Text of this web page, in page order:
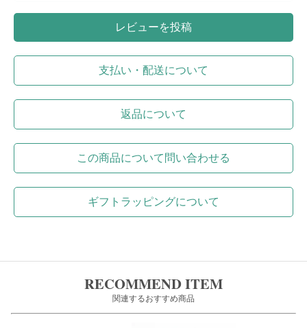
レビューを投稿
支払い・配送について
返品について
この商品について問い合わせる
ギフトラッピングについて
RECOMMEND ITEM
関連するおすすめ商品